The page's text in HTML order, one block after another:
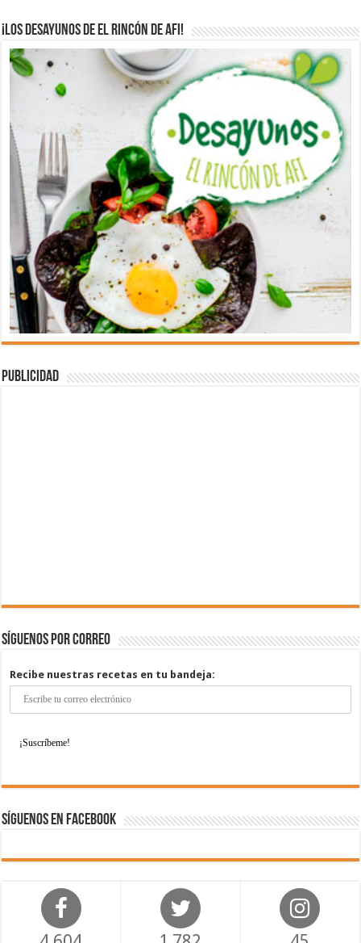
¡Los desayunos de El Rincón de Afi!
Publicidad
Síguenos por correo
Recibe nuestras recetas en tu bandeja:
Síguenos en Facebook